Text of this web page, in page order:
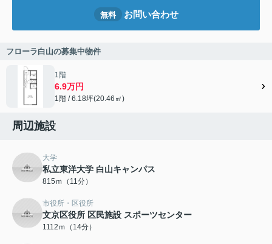
無料 お問い合わせ
フローラ白山の募集中物件
1階
6.9万円
1階 / 6.18坪(20.46㎡)
周辺施設
大学
私立東洋大学 白山キャンパス
815ｍ（11分）
市役所・区役所
文京区役所 区民施設 スポーツセンター
1112ｍ（14分）